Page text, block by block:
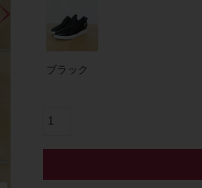
ブラック